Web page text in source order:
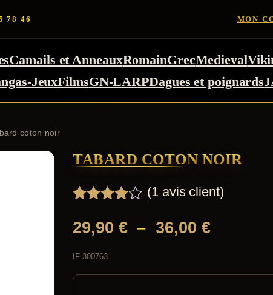
78 46 MON
Camails et AnneauxRomainGrecMedieval
JeuxFilmsGN-LARPDagues et poignards
coton noir
TABARD COTON NOIR
sur 5
basé
sur
client
(1avis client)
29,90 € – 36,00 €Plage
prix :
IF-300763